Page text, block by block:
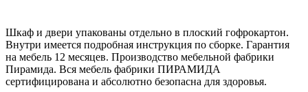
Шкаф и двери упакованы отдельно в плоский гофрокартон.
Внутри имеется подробная инструкция по сборке. Гарантия
на мебель 12 месяцев. Производство мебельной фабрики
Пирамида. Вся мебель фабрики ПИРАМИДА
сертифицирована и абсолютно безопасна для здоровья.